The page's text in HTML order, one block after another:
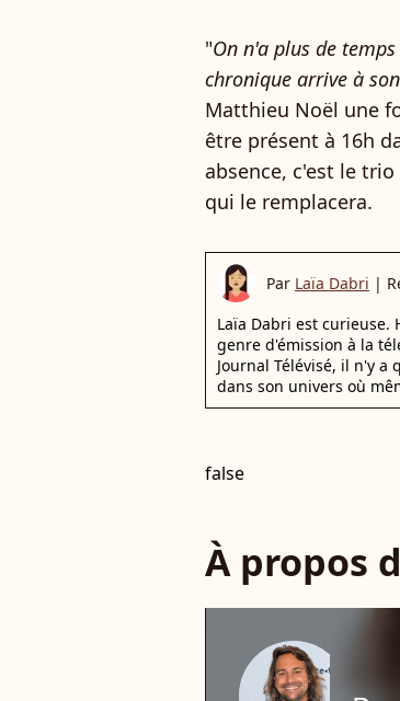
"On n'a plus de
chronique arrive à
Matthieu Noël une
être présent à 16h
absence, c'est le
qui le remplacera.
Par Laïa Dabri |
Laïa Dabri est curieuse.
genre d'émission à la
Journal Télévisé, il n'y
dans son univers où
false
À propos